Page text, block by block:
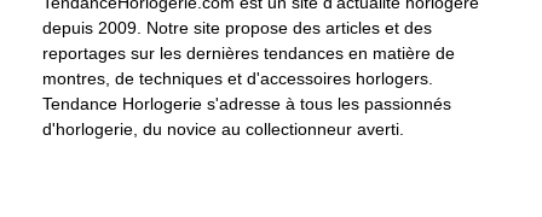
depuis 2009. Notre site propose des articles et des
reportages sur les dernières tendances en matière de
montres, de techniques et d'accessoires horlogers.
Tendance Horlogerie s'adresse à tous les passionnés
d'horlogerie, du novice au collectionneur averti.